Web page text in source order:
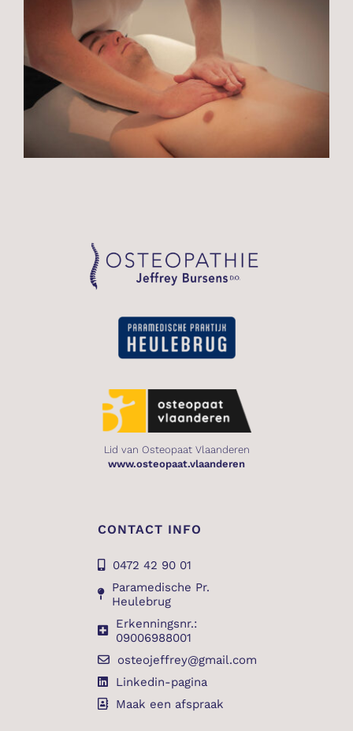
Lid van Osteopaat Vlaanderen
www.osteopaat.vlaanderen
CONTACT INFO
0472 42 90 01
Paramedische Pr.
Heulebrug
Erkenningsnr.:
09006988001
osteojeffrey@gmail.com
Linkedin-pagina
Maak een afspraak